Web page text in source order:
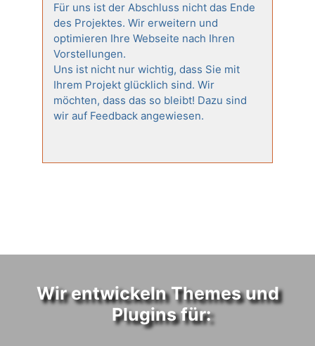
Für uns ist der Abschluss nicht das Ende
des Projektes. Wir erweitern und
optimieren Ihre Webseite nach Ihren
Vorstellungen.
Uns ist nicht nur wichtig, dass Sie mit
Ihrem Projekt glücklich sind. Wir
möchten, dass das so bleibt! Dazu sind
wir auf Feedback angewiesen.
Wir entwickeln Themes und
Plugins für: